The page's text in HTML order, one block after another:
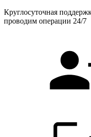
Круглосуточная
проводим операции 24/7